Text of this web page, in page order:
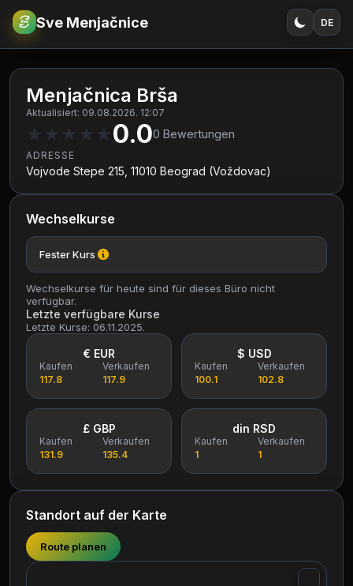
€RSD Sve Menjačnice DE
Menjačnica Brša
Aktualisiert: 09.08.2026. 12:07
★ ★ ★ ★ ★0.00 Bewertungen
ADRESSE
Vojvode Stepe 215, 11010 Beograd (Voždovac)
Wechselkurse
Fester Kurs
Wechselkurse für heute sind für dieses Büro nicht
verfügbar.
Letzte verfügbare Kurse
Letzte Kurse: 06.11.2025.
€ EUR
Kaufen
117.8
Verkaufen
117.9
$ USD
Kaufen
100.1
Verkaufen
102.8
£ GBP
Kaufen
131.9
Verkaufen
135.4
din RSD
Kaufen
1
Verkaufen
1
Standort auf der Karte
Route planen